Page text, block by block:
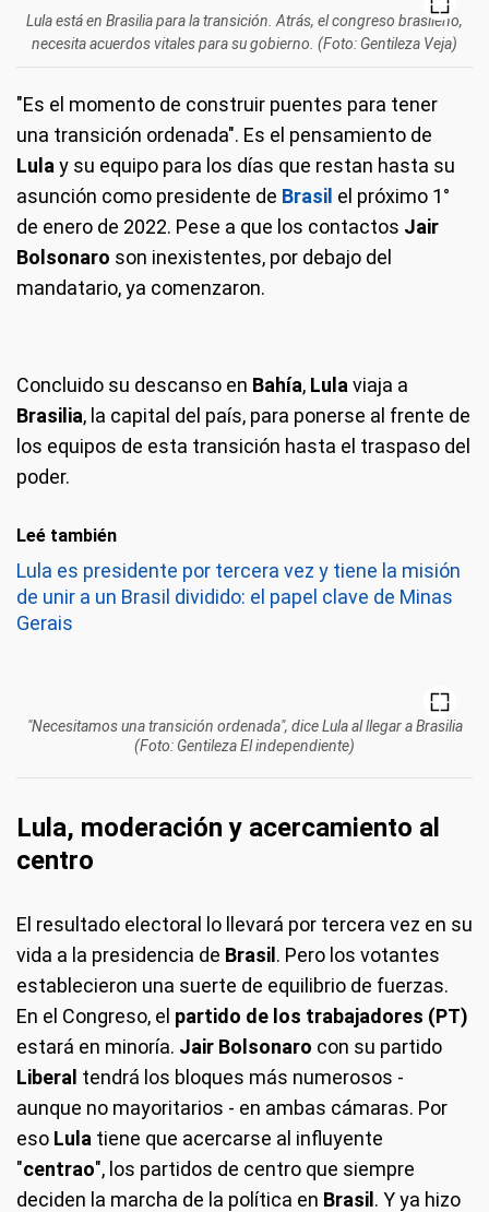
Lula está en Brasilia para la transición. Atrás, el congreso brasileño,
necesita acuerdos vitales para su gobierno. (Foto: Gentileza Veja)
"Es el momento de construir puentes para tener
una transición ordenada". Es el pensamiento de
Lula y su equipo para los días que restan hasta su
asunción como presidente de Brasil el próximo 1°
de enero de 2022. Pese a que los contactos Jair
Bolsonaro son inexistentes, por debajo del
mandatario, ya comenzaron.
Concluido su descanso en Bahía, Lula viaja a
Brasilia, la capital del país, para ponerse al frente de
los equipos de esta transición hasta el traspaso del
poder.
Leé también
Lula es presidente por tercera vez y tiene la misión
de unir a un Brasil dividido: el papel clave de Minas
Gerais
"Necesitamos una transición ordenada", dice Lula al llegar a Brasilia
(Foto: Gentileza El independiente)
Lula, moderación y acercamiento al
centro
El resultado electoral lo llevará por tercera vez en su
vida a la presidencia de Brasil. Pero los votantes
establecieron una suerte de equilibrio de fuerzas.
En el Congreso, el partido de los trabajadores (PT)
estará en minoría. Jair Bolsonaro con su partido
Liberal tendrá los bloques más numerosos -
aunque no mayoritarios - en ambas cámaras. Por
eso Lula tiene que acercarse al influyente
"centrao", los partidos de centro que siempre
deciden la marcha de la política en Brasil. Y ya hizo